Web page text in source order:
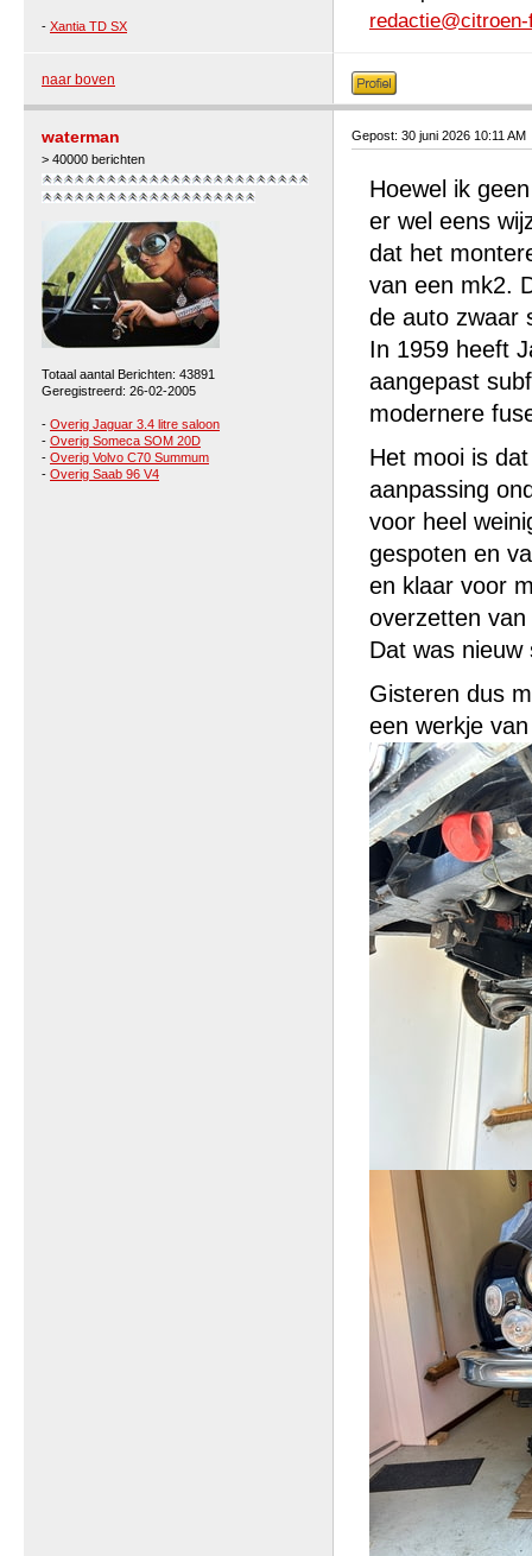
- Xantia TD SX
naar boven
waterman
> 40000 berichten
Totaal aantal Berichten: 43891
Geregistreerd: 26-02-2005
- Overig Jaguar 3.4 litre saloon
- Overig Someca SOM 20D
- Overig Volvo C70 Summum
- Overig Saab 96 V4
Gepost: 30 juni 2026 10:11 AM
Hoewel ik
er wel eens
dat het
van een mk2.
de auto zwaar
In 1959 heeft
aangepast
modernere
Het mooi is
aanpassing
voor heel
gespoten en
en klaar voor
overzetten
Dat was nieuw
Gisteren dus
een werkje